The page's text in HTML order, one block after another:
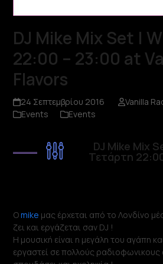
DJ Mike Mix Set |
22:00 – 23:00 at
Flavors
24 Σεπτεμβρίου 2016
Vanilla
Events
Events
DJ Mike Mix
Τετάρτη
Οmike μας έρχεται από το Λονδίνο
ζει και εργάζεται σαν DJ !
Η μουσική είναι η μεγάλη του αγάπη
εργαστεί σε πολλούς